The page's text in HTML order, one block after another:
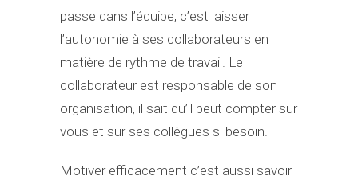
passe dans l’équipe, c’est laisser
l’autonomie à ses collaborateurs en
matière de rythme de travail. Le
collaborateur est responsable de son
organisation, il sait qu’il peut compter sur
vous et sur ses collègues si besoin.
Motiver efficacement c’est aussi savoir